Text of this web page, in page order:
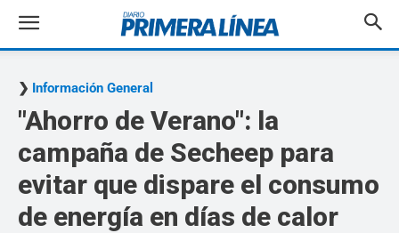
Información General
"Ahorro de Verano": la
campaña de Secheep para
evitar que dispare el consumo
de energía en días de calor